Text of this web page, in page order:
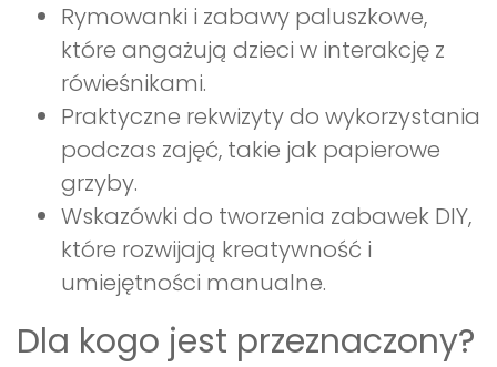
Rymowanki i zabawy paluszkowe,
które angażują dzieci w interakcję z
rówieśnikami.
Praktyczne rekwizyty do wykorzystania
podczas zajęć, takie jak papierowe
grzyby.
Wskazówki do tworzenia zabawek DIY,
które rozwijają kreatywność i
umiejętności manualne.
Dla kogo jest przeznaczony?